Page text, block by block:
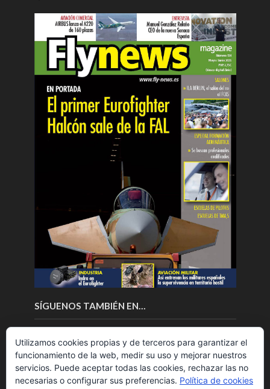
SÍGUENOS TAMBIÉN EN…
Utilizamos cookies propias y de terceros para garantizar el
funcionamiento de la web, medir su uso y mejorar nuestros
servicios. Puede aceptar todas las cookies, rechazar las no
necesarias o configurar sus preferencias. Política de cookies